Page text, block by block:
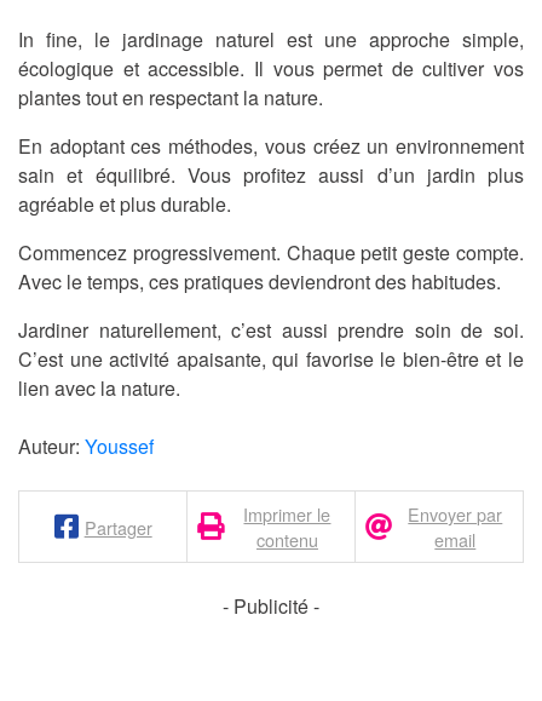
In fine, le jardinage naturel est une approche simple,
écologique et accessible. Il vous permet de cultiver vos
plantes tout en respectant la nature.
En adoptant ces méthodes, vous créez un environnement
sain et équilibré. Vous profitez aussi d’un jardin plus
agréable et plus durable.
Commencez progressivement. Chaque petit geste compte.
Avec le temps, ces pratiques deviendront des habitudes.
Jardiner naturellement, c’est aussi prendre soin de soi.
C’est une activité apaisante, qui favorise le bien-être et le
lien avec la nature.
Auteur: Youssef
Partager
Imprimer le
contenu
Envoyer par
email
- Publicité -